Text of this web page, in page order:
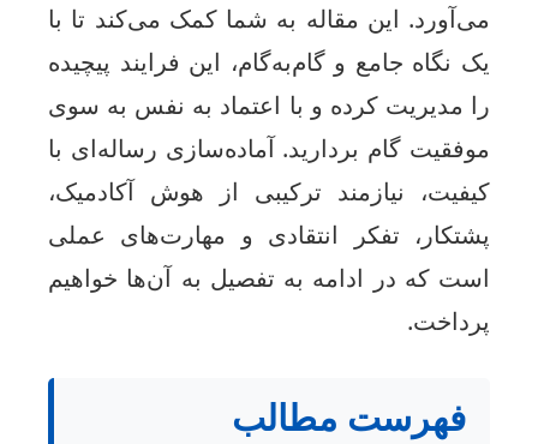
این مقاله به شما کمک می‌کند تا با
نگاه جامع و گام‌به‌گام، این فرایند پیچیده
مدیریت کرده و با اعتماد به نفس به سوی
گام بردارید. آماده‌سازی رساله‌ای با
نیازمند ترکیبی از هوش آکادمیک،
تفکر انتقادی و مهارت‌های عملی
که در ادامه به تفصیل به آن‌ها خواهیم
فهرست مطالب